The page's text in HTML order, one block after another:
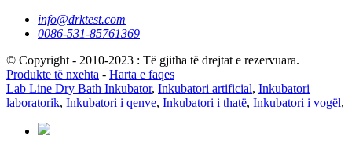
info@drktest.com
0086-531-85761369
© Copyright - 2010-2023 : Të gjitha të drejtat e rezervuara.
Produkte të nxehta - Harta e faqes
Lab Line Dry Bath Inkubator, Inkubatori artificial, Inkubatori
laboratorik, Inkubatori i qenve, Inkubatori i thatë, Inkubatori i vogël,